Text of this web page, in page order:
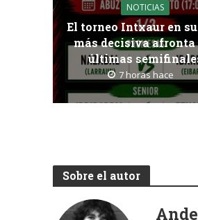
NOTICIAS
El torneo Intxaur en
más decisiva afronta
últimas
7 horas hace
Sobre el autor